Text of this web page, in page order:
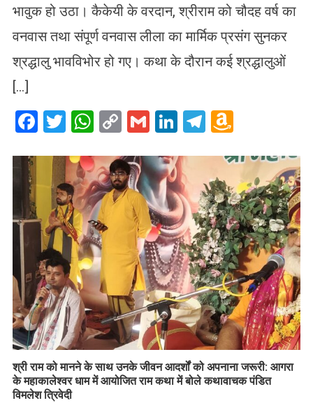
भावुक हो उठा। कैकेयी के वरदान, श्रीराम को चौदह वर्ष का
वनवास तथा संपूर्ण वनवास लीला का मार्मिक प्रसंग सुनकर
श्रद्धालु भावविभोर हो गए। कथा के दौरान कई श्रद्धालुओं
[…]
Facebook
Twitter
WhatsApp
CopyGmailLinkedIn
Telegram
List
​श्री राम को मानने के साथ उनके जीवन आदर्शों को अपनाना जरूरी: आगरा
के महाकालेश्वर धाम में आयोजित राम कथा में बोले कथावाचक पंडित
विमलेश त्रिवेदी